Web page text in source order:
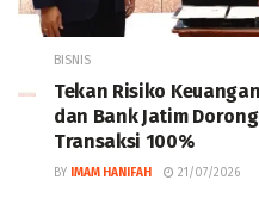
BISNIS
Tekan Risiko
dan Bank Jatim
Transaksi 100%
BY IMAM HANIFAH 21/07/2026